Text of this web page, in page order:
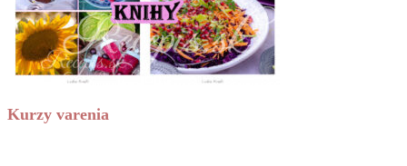
Kurzy varenia